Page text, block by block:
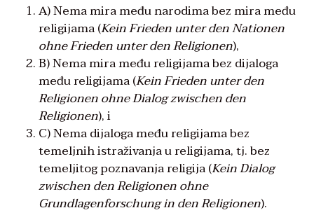
A) Nema mira među narodima bez mira među
religijama (Kein Frieden unter den Nationen
ohne Frieden unter den Religionen),
B) Nema mira među religijama bez dijaloga
među religijama (Kein Frieden unter den
Religionen ohne Dialog zwischen den
Religionen), i
C) Nema dijaloga među religijama bez
temeljnih istraživanja u religijama, tj. bez
temeljitog poznavanja religija (Kein Dialog
zwischen den Religionen ohne
Grundlagenforschung in den Religionen).